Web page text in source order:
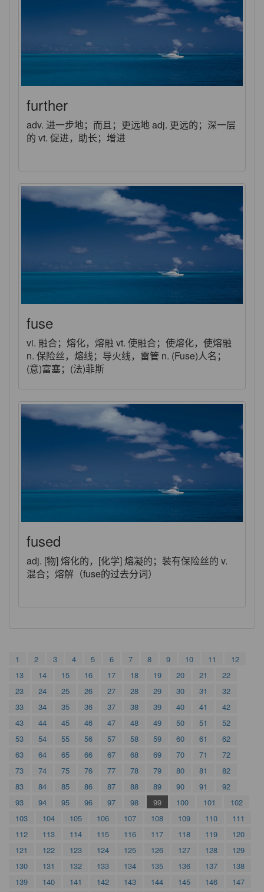
further
adv. 进一步地；而且；更远地 adj. 更远的；深一层
的 vt. 促进，助长；增进
fuse
vi. 融合；熔化，熔融 vt. 使融合；使熔化，使熔融
n. 保险丝，熔线；导火线，雷管 n. (Fuse)人名；
(意)富塞；(法)菲斯
fused
adj. [物] 熔化的，[化学] 熔凝的；装有保险丝的 v.
混合；熔解（fuse的过去分词）
1 2 3 4 5 6 7 8 9 10 11
12
13
14 15 16 17 18 19 20 21
22
23
24 25 26 27 28 29 30 31
32
33
34 35 36 37 38 39 40 41
42
43
44 45 46 47 48 49 50 51
52
53
54 55 56 57 58 59 60 61
62
63
64 65 66 67 68 69 70 71
72
73
74 75 76 77 78 79 80 81
82
83
84 85 86 87 88 89 90 91
92
93
94 95 96 97 98 99 100 101
102
103
104 105 106 107 108 109 110
111
112
113 114 115 116 117 118 119
120
121
122 123 124 125 126 127 128
129
130
131 132 133 134 135 136 137
138
139
140 141 142 143 144 145 146 147